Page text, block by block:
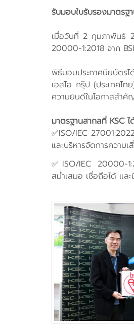
รับมอบใบรับรองมาตรฐ
เมื่อวันที่ 2 กุมภาพันธ์
20000-1:2018 จาก
พิธีมอบประกาศนียบัต
เอสไอ กรุ๊ป (ประเทศ
ความยินดีในโอกาสสำคั
มาตรฐานสากลที่ KSC
✅ISO/IEC
และบริหารจัดการความ
✅ISO/IEC 20000-
สม่ำเสมอ เชื่อถือได้ แล